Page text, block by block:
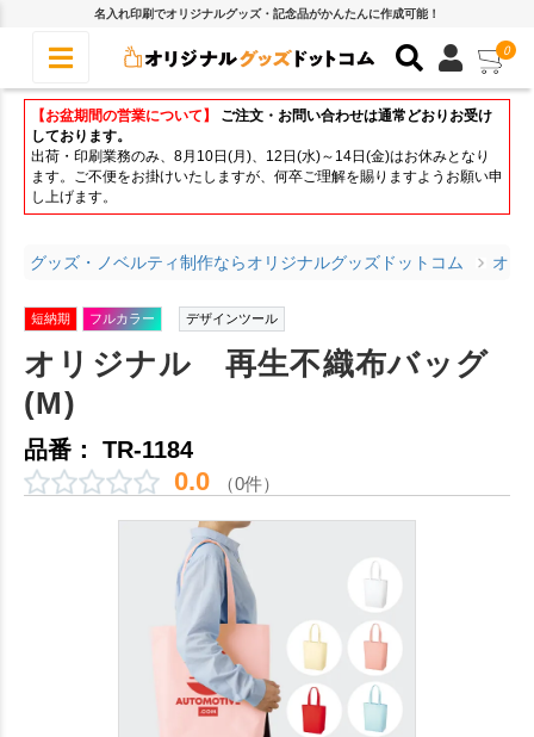
名入れ印刷でオリジナルグッズ・記念品がかんたんに作成可能！
0
【お盆期間の営業について】
ご注文・お問い合わせは通常どおりお受け
しております。
出荷・印刷業務のみ、8月10日(月)、12日(水)～14日(金)はお休みとなり
ます。ご不便をお掛けいたしますが、何卒ご理解を賜りますようお願い申
し上げます。
グッズ・ノベルティ制作ならオリジナルグッズドットコム オリ
短納期 フルカラー デザインツール
オリジナル 再生不織布バッグ
(M)
品番： TR-1184
0.0 （0件）